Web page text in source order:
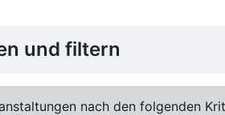
und filtern
nach den folgenden